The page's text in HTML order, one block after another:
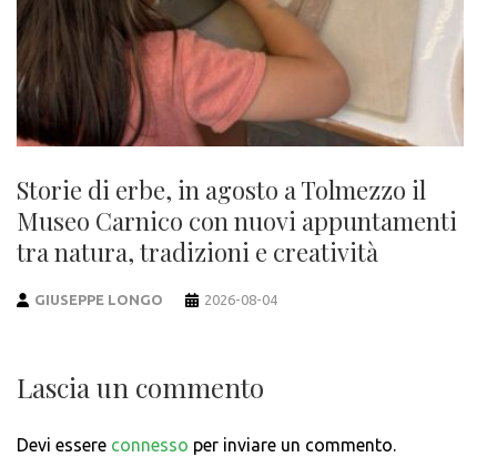
Storie di erbe, in agosto a Tolmezzo il
Museo Carnico con nuovi appuntamenti
tra natura, tradizioni e creatività
GIUSEPPE LONGO 2026-08-04
Lascia un commento
Devi essere connesso per inviare un commento.